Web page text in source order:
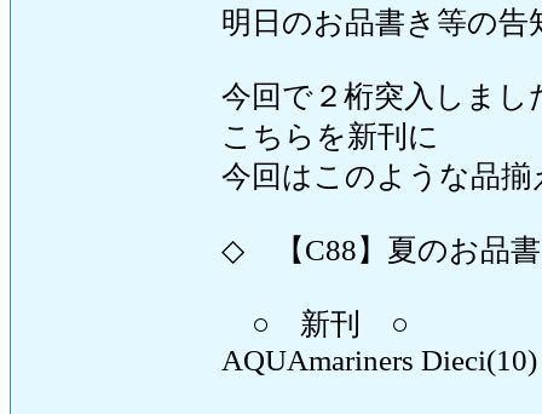
明日のお品書き等の
今回で２桁突入しまし
こちらを新刊に
今回はこのような品
◇ 【C88】夏のお品
○ 新刊 ○
AQUAmariners